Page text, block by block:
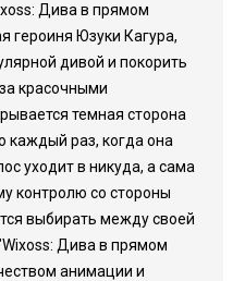
Дива в прямом
героиня Юзуки Кагура,
дивой и покорить
красочными
темная сторона
каждый раз, когда она
уходит в никуда, а сама
контролю со стороны
выбирать между своей
Дива в прямом
анимации и